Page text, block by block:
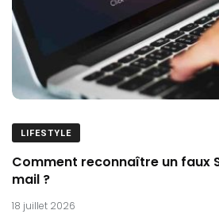
LIFESTYLE
Comment reconnaître un faux
mail ?
18 juillet 2026